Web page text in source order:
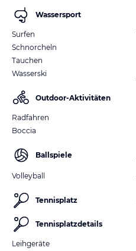
Wassersport
Surfen
Schnorcheln
Tauchen
Wasserski
Outdoor-Aktivitäten
Radfahren
Boccia
Ballspiele
Volleyball
Tennisplatz
Tennisplatzdetails
Leihgeräte